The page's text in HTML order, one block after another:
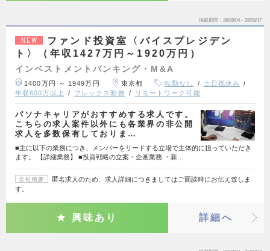
掲載期間 26/08/04～26/08/17
NEW
ファンド投資室〈バイスプレジデン
ト〉（年収1427万円～1920万円）
インベストメントバンキング・M&A
1400万円 ～ 1949万円 東京都 転勤なし
土日祝休み
年収600万以上
フレックス勤務 リモートワーク可能
パソナキャリアがおすすめする求人です。
こちらの求人案件以外にも各業界の非公開
求人を多数保有しておりま…
■主に以下の業務につき、メンバーをリードする立場で主体的に担っていただき
ます。 【詳細業務】 ■投資戦略の立案・企画業務 ・新…
会社概要
匿名求人のため、求人詳細につきましてはご面談時にお伝え致しま
す。
興味あり 詳細へ